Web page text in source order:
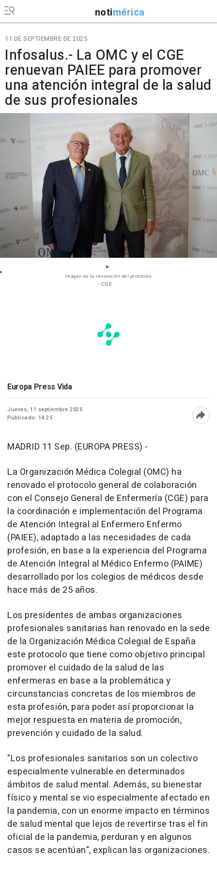
notimérica
11 DE SEPTIEMBRE DE 2025
Infosalus.- La OMC y el CGE
renuevan PAIEE para promover
una atención integral de la salud
de sus profesionales
Imagen de la renovación del protocolo.
- CGE
Europa Press Vida
Jueves, 11 septiembre 2025
Publicado: 14:25
MADRID 11 Sep. (EUROPA PRESS) -
La Organización Médica Colegial (OMC) ha
renovado el protocolo general de colaboración
con el Consejo General de Enfermería (CGE) para
la coordinación e implementación del Programa
de Atención Integral al Enfermero Enfermo
(PAIEE), adaptado a las necesidades de cada
profesión, en base a la experiencia del Programa
de Atención Integral al Médico Enfermo (PAIME)
desarrollado por los colegios de médicos desde
hace más de 25 años.
Los presidentes de ambas organizaciones
profesionales sanitarias han renovado en la sede
de la Organización Médica Colegial de España
este protocolo que tiene como objetivo principal
promover el cuidado de la salud de las
enfermeras en base a la problemática y
circunstancias concretas de los miembros de
esta profesión, para poder así proporcionar la
mejor respuesta en materia de promoción,
prevención y cuidado de la salud.
"Los profesionales sanitarios son un colectivo
especialmente vulnerable en determinados
ámbitos de salud mental. Además, su bienestar
físico y mental se vio especialmente afectado en
la pandemia, con un enorme impacto en términos
de salud mental que lejos de revertirse tras el fin
oficial de la pandemia, perduran y en algunos
casos se acentúan", explican las organizaciones.